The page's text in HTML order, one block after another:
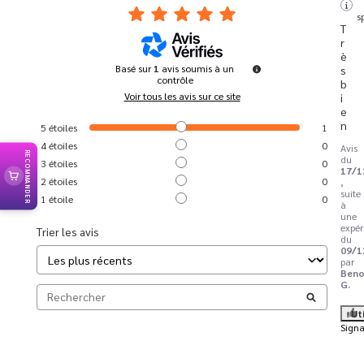
Basé sur1 avis soumis à un
contrôle
Voir tous les avis sur ce site
5 étoiles
1
4étoiles
0
3 étoiles
0
2 étoiles
0
1 étoile 0
Trier les avis
T
r
è
s
b
i
e
n
Avis
du
17/
,
suite
à
une
du
09/
par
G.
RECOMMANDER